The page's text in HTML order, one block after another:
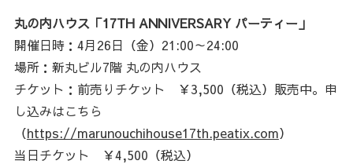
丸の内ハウス「17TH ANNIVERSARY パーティー」
開催日時：4月26日（金）21:00～24:00
場所：新丸ビル7階 丸の内ハウス
チケット：前売りチケット ￥3,500（税込）販売中。申
し込みはこちら
（https://marunouchihouse17th.peatix.com）
当日チケット ￥4,500（税込）